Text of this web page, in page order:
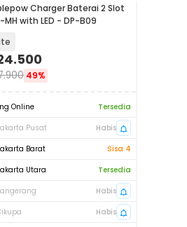
Charger Baterai 2 Slot
MH with LED - DP-B09
49%
Online
Tersedia
Pusat
Habis
Barat
Sisa 4
Utara
Tersedia
Habis
Habis